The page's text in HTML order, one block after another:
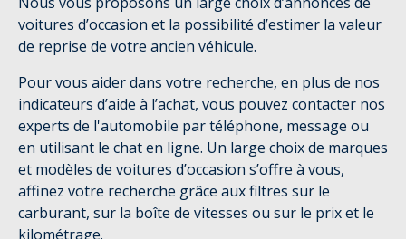
voitures d’occasion et la possibilité d’estimer la valeur
de reprise de votre ancien véhicule.
Pour vous aider dans votre recherche, en plus de nos
indicateurs d’aide à l’achat, vous pouvez contacter nos
experts de l'automobile par téléphone, message ou
en utilisant le chat en ligne. Un large choix de marques
et modèles de voitures d’occasion s’offre à vous,
affinez votre recherche grâce aux filtres sur le
carburant, sur la boîte de vitesses ou sur le prix et le
kilométrage.